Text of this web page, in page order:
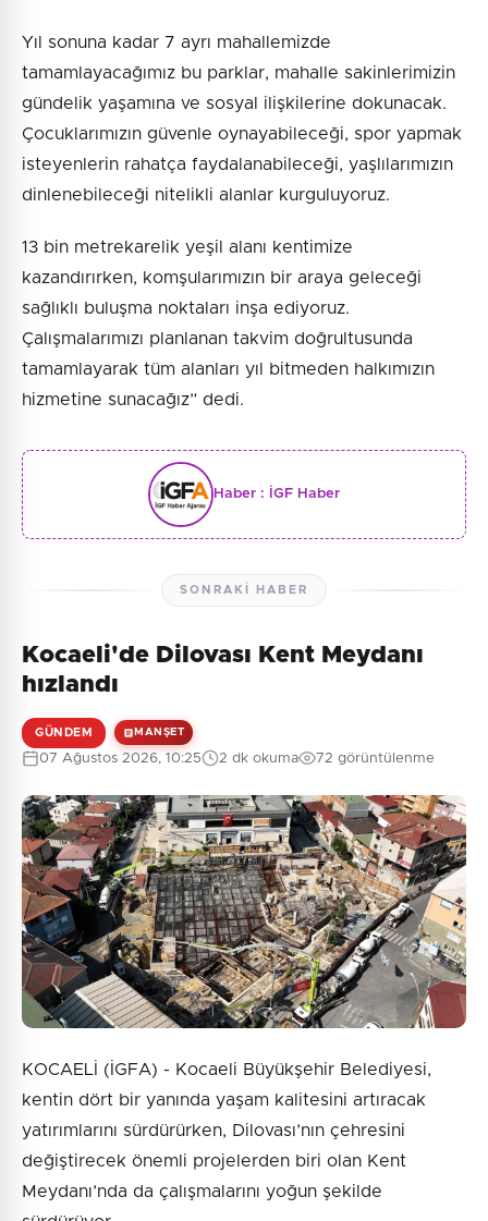
Yıl sonuna kadar 7 ayrı mahallemizde
tamamlayacağımız bu parklar, mahalle sakinlerimizin
gündelik yaşamına ve sosyal ilişkilerine dokunacak.
Çocuklarımızın güvenle oynayabileceği, spor yapmak
isteyenlerin rahatça faydalanabileceği, yaşlılarımızın
dinlenebileceği nitelikli alanlar kurguluyoruz.
13 bin metrekarelik yeşil alanı kentimize
kazandırırken, komşularımızın bir araya geleceği
sağlıklı buluşma noktaları inşa ediyoruz.
Çalışmalarımızı planlanan takvim doğrultusunda
tamamlayarak tüm alanları yıl bitmeden halkımızın
hizmetine sunacağız” dedi.
Haber : İGF Haber
SONRAKI HABER
Kocaeli'de Dilovası Kent Meydanı
hızlandı
GÜNDEM MANŞET
07 Ağustos 2026, 10:25 2 dk okuma 72 görüntülenme
KOCAELİ (İGFA) - Kocaeli Büyükşehir Belediyesi,
kentin dört bir yanında yaşam kalitesini artıracak
yatırımlarını sürdürürken, Dilovası’nın çehresini
değiştirecek önemli projelerden biri olan Kent
Meydanı’nda da çalışmalarını yoğun şekilde